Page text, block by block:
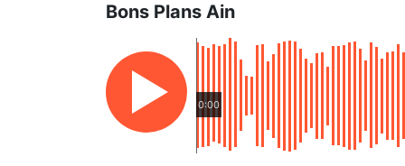
Bons Plans Ain
0:00